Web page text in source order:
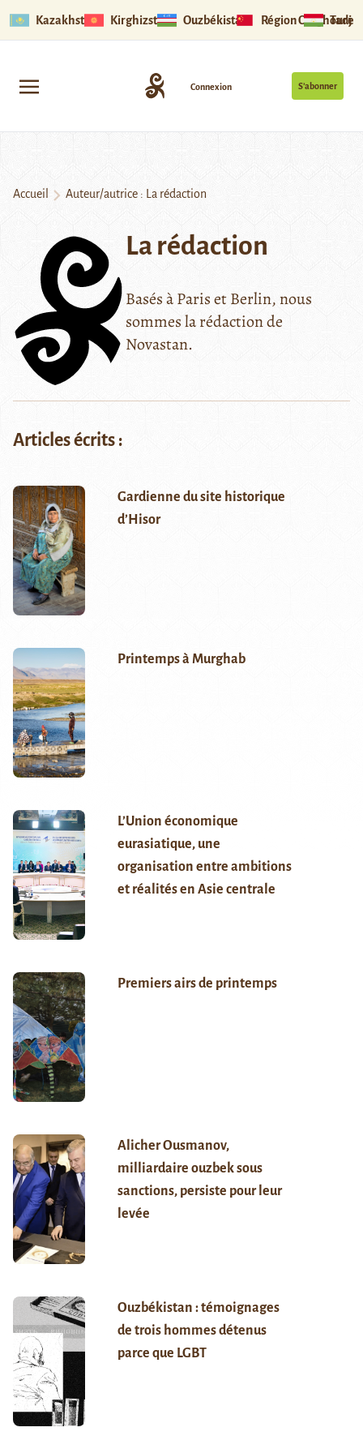
Kazakhstan Kirghizstan Ouzbékistan Région Ouïghoure
S’abonner
Connexion
Accueil Auteur/autrice : La rédaction
La rédaction
Basés à Paris et Berlin, nous
sommes la rédaction de
Novastan.
Articles écrits :
Gardienne du site historique
d’Hisor
Printemps à Murghab
L’Union économique
eurasiatique, une
organisation entre ambitions
et réalités en Asie centrale
Premiers airs de printemps
Alicher Ousmanov,
milliardaire ouzbek sous
sanctions, persiste pour leur
levée
Ouzbékistan : témoignages
de trois hommes détenus
parce que LGBT